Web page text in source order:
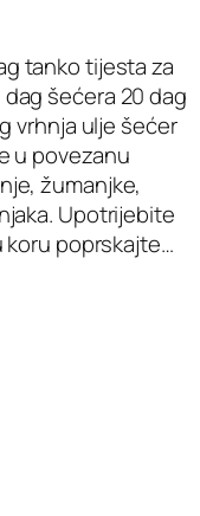
tanko tijesta za
šećera 20 dag
vrhnja ulje šećer
u povezanu
žumanjke,
Upotrijebite
koru poprskajte…